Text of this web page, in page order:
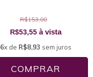
R$153,00
R$53,55 à vista
6x de R$8,93 sem juros
COMPRAR